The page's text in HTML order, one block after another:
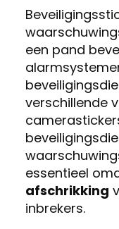
een pand
verschillende
essentieel
afschrikking
inbrekers.